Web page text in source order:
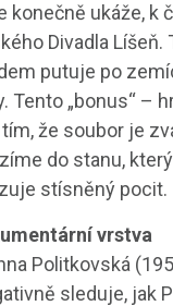
konečně ukáže,
Divadla
putuje po
Tento „bonus“ –
že soubor je
do stanu,
stísněný pocit.
vrstva
Politkovská
sleduje, jak